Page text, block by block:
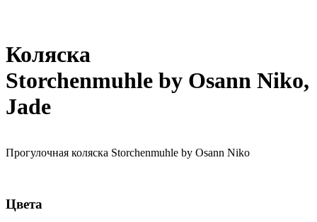
Коляска
Storchenmuhle by Osann Niko,
Jade
Прогулочная коляска Storchenmuhle by Osann Niko
Цвета